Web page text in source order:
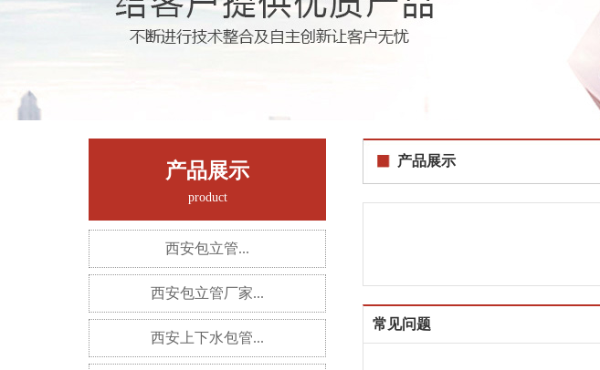
产品展示
product
西安包立管...
西安包立管厂家...
西安上下水包管...
产品展示
常见问题